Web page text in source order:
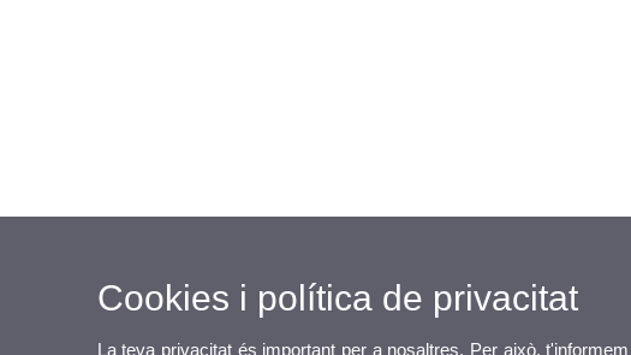
Cookies i política de privacitat
La teva privacitat és important per a nosaltres. Per això,